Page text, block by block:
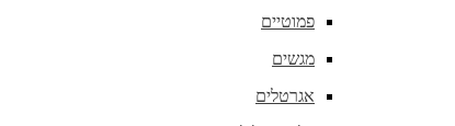
פמוטיים
מגשים
אגרטלים